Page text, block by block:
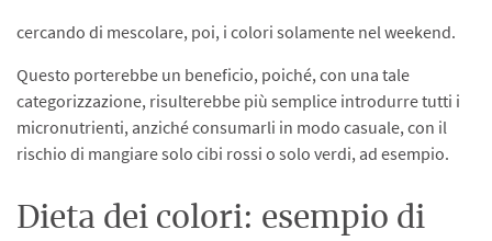
cercando di mescolare, poi, i colori solamente nel weekend.
Questo porterebbe un beneficio, poiché, con una tale
categorizzazione, risulterebbe più semplice introdurre tutti i
micronutrienti, anziché consumarli in modo casuale, con il
rischio di mangiare solo cibi rossi o solo verdi, ad esempio.
Dieta dei colori: esempio di